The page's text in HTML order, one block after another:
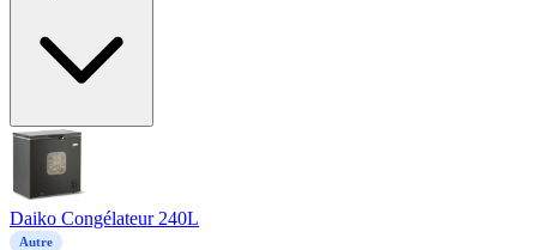
Daiko Congélateur 240L
Autre